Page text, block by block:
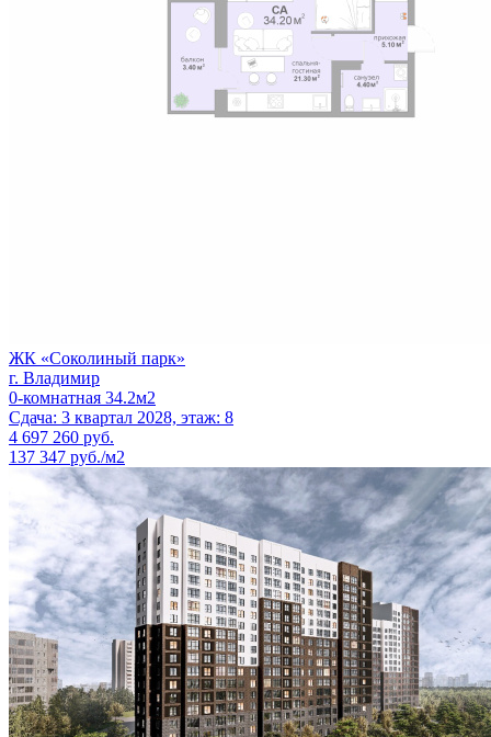
ЖК «Соколиный парк»
г. Владимир
0-комнатная 34.2м2
Сдача: 3 квартал 2028, этаж: 8
4 697 260 руб.
137 347 руб./м2